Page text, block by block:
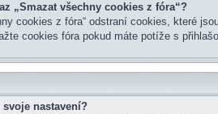
„Smazat všechny cookies z fóra“?
cookies z fóra“ odstraní cookies, které
cookies fóra pokud máte potíže s
nastavení?